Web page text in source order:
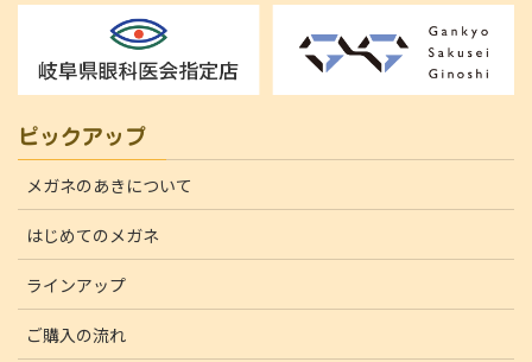
ピックアップ
メガネのあきについて
はじめてのメガネ
ラインアップ
ご購入の流れ